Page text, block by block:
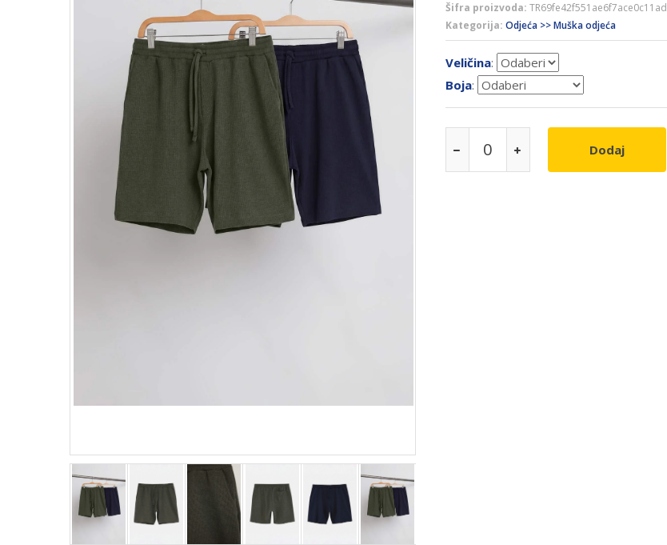
Šifra proizvoda: TR69fe42f551ae6f7ace0c11ad
Kategorija: Odjeća >> Muška odjeća
Veličina:
Boja:
Dodaj